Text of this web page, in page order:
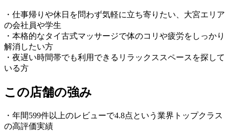
・仕事帰りや休日を問わず気軽に立ち寄りたい、大宮エリア
の会社員や学生
・本格的なタイ古式マッサージで体のコリや疲労をしっかり
解消したい方
・夜遅い時間帯でも利用できるリラックススペースを探して
いる方
この店舗の強み
・年間599件以上のレビューで4.8点という業界トップクラス
の高評価実績